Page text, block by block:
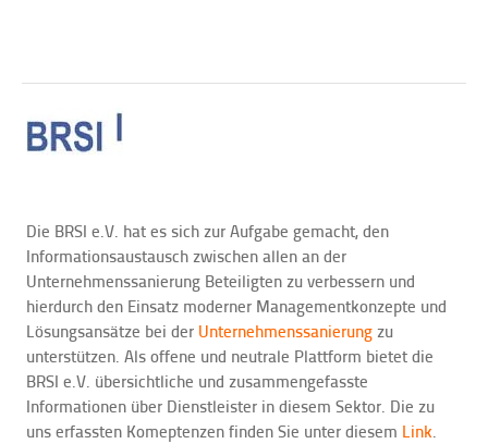
Die BRSI e.V. hat es sich zur Aufgabe gemacht, den
Informationsaustausch zwischen allen an der
Unternehmenssanierung Beteiligten zu verbessern und
hierdurch den Einsatz moderner Managementkonzepte und
Lösungsansätze bei der Unternehmenssanierungzu
unterstützen. Als offene und neutrale Plattform bietet die
BRSI e.V. übersichtliche und zusammengefasste
Informationen über Dienstleister in diesem Sektor. Die zu
uns erfassten Komeptenzen finden Sie unter diesem Link.